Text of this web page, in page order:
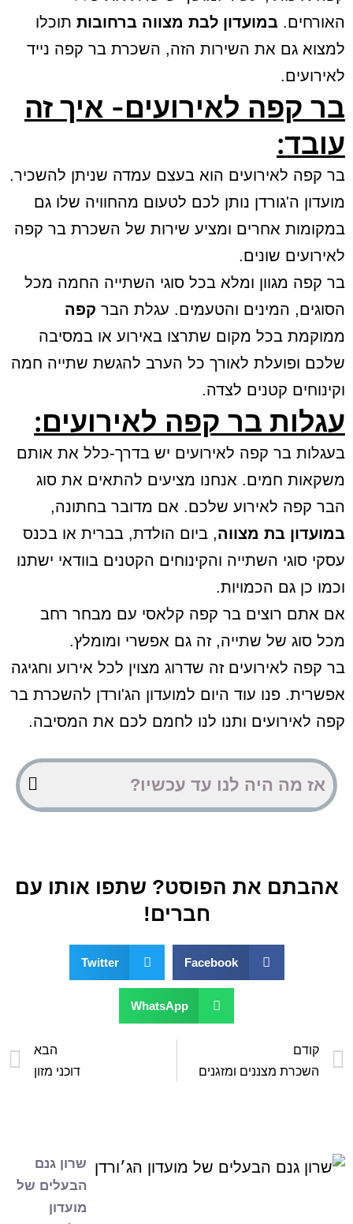
האורחים. במועדון לבת מצווה ברחובות תוכלו
למצוא גם את השירות הזה, השכרת בר קפה נייד
לאירועים.
בר קפה לאירועים- איך זה
עובד:
בר קפה לאירועים הוא בעצם עמדה שניתן להשכיר.
מועדון ה'גורדן נותן לכם לטעום מהחוויה שלו גם
במקומות אחרים ומציע שירות של השכרת בר קפה
לאירועים שונים.
בר קפה מגוון ומלא בכל סוגי השתייה החמה מכל
הסוגים, המינים והטעמים. עגלת הבר קפה
ממוקמת בכל מקום שתרצו באירוע או במסיבה
שלכם ופועלת לאורך כל הערב להגשת שתייה חמה
וקינוחים קטנים לצדה.
עגלות בר קפה לאירועים:
בעגלות בר קפה לאירועים יש בדרך-כלל את אותם
משקאות חמים. אנחנו מציעים להתאים את סוג
הבר קפה לאירוע שלכם. אם מדובר בחתונה,
במועדון בת מצווה, ביום הולדת, בברית או בכנס
עסקי סוגי השתייה והקינוחים הקטנים בוודאי ישתנו
וכמו כן גם הכמויות.
אם אתם רוצים בר קפה קלאסי עם מבחר רחב
מכל סוג של שתייה, זה גם אפשרי ומומלץ.
בר קפה לאירועים זה שדרוג מצוין לכל אירוע וחגיגה
אפשרית. פנו עוד היום למועדון הג'ורדן להשכרת בר
קפה לאירועים ותנו לנו לחמם לכם את המסיבה.
אז מה היה לנו עד עכשיו?
אהבתם את הפוסט? שתפו אותו עם
חברים!
Facebook
Twitter
WhatsApp
קודם
השכרת מצננים ומזגנים
הבא
דוכני מזון
שרון גנם
הבעלים של
מועדון